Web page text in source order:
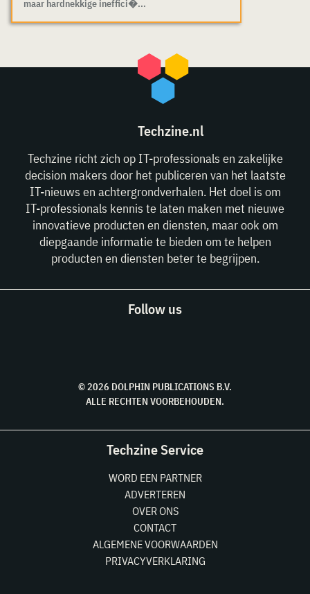
maar hardnekkige ineffici�...
Techzine.nl
Techzine richt zich op IT-professionals en zakelijke
decision makers door het publiceren van het laatste
IT-nieuws en achtergrondverhalen. Het doel is om
IT-professionals kennis te laten maken met nieuwe
innovatieve producten en diensten, maar ook om
diepgaande informatie te bieden om te helpen
producten en diensten beter te begrijpen.
Follow us
© 2026 DOLPHIN PUBLICATIONS B.V.
ALLE RECHTEN VOORBEHOUDEN.
Techzine Service
WORD EEN PARTNER
ADVERTEREN
OVER ONS
CONTACT
ALGEMENE VOORWAARDEN
PRIVACYVERKLARING